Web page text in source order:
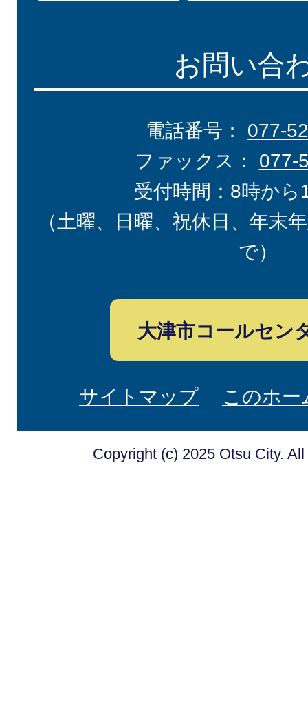
お問い合
電話番号： 077-
ファックス： 077-
受付時間：8時から
（土曜、日曜、祝休日、年末
で）
大津市コールセン
サイトマップ このホ
Copyright (c) 2025 Otsu City.